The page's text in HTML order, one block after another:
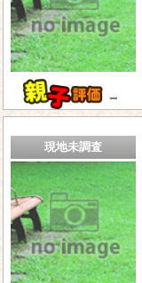
－
現地未調査